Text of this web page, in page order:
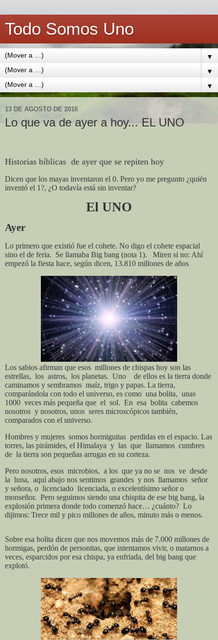
Todo Somos Uno
▼
▼
▼
13 DE AGOSTO DE 2016
Lo que va de ayer a hoy... EL UNO
Historias bíblicas de ayer que se repiten hoy
Dicen que los mayas inventaron el 0. Pero yo me pregunto ¿quién
inventó el 1?, ¿O todavía está sin inventar?
El UNO
Ayer
Lo primero que existió fue el cohete. No digo el cohete espacial
sino el de feria. Se llamaba Big bang (nota 1).
Miren si no: Ahí
empezó la fiesta hace, según dicen, 13.810 millones de años
Los sabios afirman que esos millones de chispas hoy son las
estrellas, los astros, los planetas. Uno
de ellos es la tierra donde
caminamos y sembramos maíz, trigo y papas. La tierra,
comparándola con todo el universo, es como una bolita, unas
1000 veces más pequeña que el sol. En esa bolita cabemos
nosotros y nosotros, unos seres microscópicos también,
comparados con el universo.
Hombres y mujeres somos hormiguitas perdidas en el espacio. Las
torres, las pirámides, el Himalaya y las que llamamos cumbres
de la tierra son pequeñas arrugas en su corteza.
Pero nosotros, esos microbios, a los que ya no se nos ve desde
la luna, aquí abajo nos sentimos grandes y nos llamamos señor
y señora, o licenciado licenciada, o excelentísimo señor o
monseñor. Pero seguimos siendo una chispita de ese big bang, la
explosión primera donde todo comenzó hace… ¿cuánto? Lo
dijimos: Trece mil y pico millones de años, minuto más o menos.
Sobre esa bolita dicen que nos movemos más de 7.000 millones de
hormigas, perdón de personitas, que intentamos vivir, o matarnos a
veces, esparcidos por esa chispa, ya enfriada, del big bang que
explotó.